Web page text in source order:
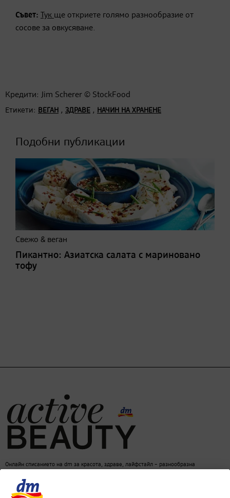
Съвет: Тук ще откриете голямо разнообразие от
сосове за овкусяване.
Кредити: Jim Scherer © StockFood
Етикети: ВЕГАН , ЗДРАВЕ , НАЧИН НА ХРАНЕНЕ
Подобни публикации
Свежо & веган
Пикантно: Азиатска салата с мариновано
тофу
Онлайн списанието на dm за красота, здраве, лайфстайл – разнообразна